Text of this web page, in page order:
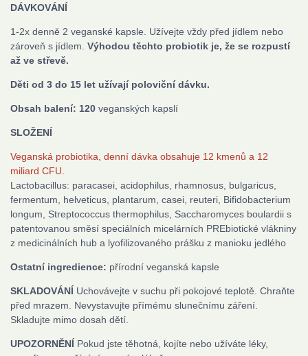
DÁVKOVÁNÍ
1-2x denně 2 veganské kapsle. Užívejte vždy před jídlem nebo
zároveň s jídlem. Výhodou těchto probiotik je, že se rozpustí
až ve střevě.
Děti od 3 do 15 let užívají poloviční dávku.
Obsah balení: 120 veganských kapslí
SLOŽENÍ
Veganská probiotika, denní dávka obsahuje 12 kmenů a 12
miliard CFU.
Lactobacillus: paracasei, acidophilus, rhamnosus, bulgaricus,
fermentum, helveticus, plantarum, casei, reuteri, Bifidobacterium
longum, Streptococcus thermophilus, Saccharomyces boulardii s
patentovanou směsí speciálních micelárních PREbiotické vlákniny
z medicinálních hub a lyofilizovaného prášku z manioku jedlého
Ostatní ingredience: přírodní veganská kapsle
SKLADOVÁNÍ Uchovávejte v suchu při pokojové teplotě. Chraňte
před mrazem. Nevystavujte přímému slunečnímu záření.
Skladujte mimo dosah dětí.
UPOZORNĚNÍ Pokud jste těhotná, kojíte nebo užíváte léky,